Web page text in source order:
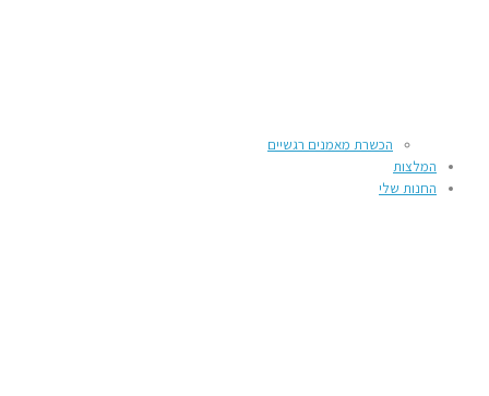
הכשרת מאמנים רגשיים
המלצות
החנות שלי